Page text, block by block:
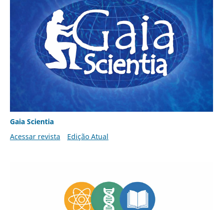
Gaia Scientia
Acessar revista
Edição Atual